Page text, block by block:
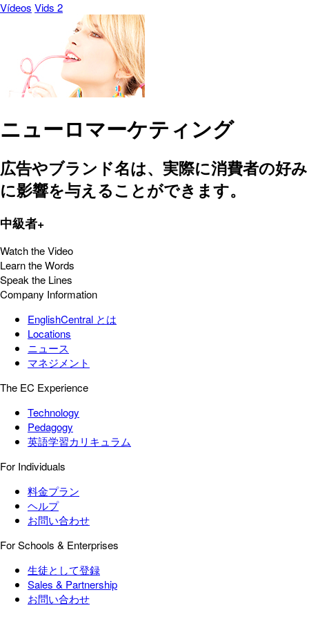
Vídeos Vids 2
ニューロマーケティング
広告やブランド名は、実際に消費者の好み
に影響を与えることができます。
中級者+
Watch the Video
Learn the Words
Speak the Lines
Company Information
EnglishCentral とは
Locations
ニュース
マネジメント
The EC Experience
Technology
Pedagogy
英語学習カリキュラム
For Individuals
料金プラン
ヘルプ
お問い合わせ
For Schools & Enterprises
生徒として登録
Sales & Partnership
お問い合わせ